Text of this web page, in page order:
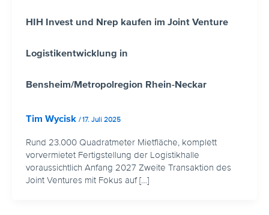
HIH Invest und Nrep kaufen im Joint Venture
Logistikentwicklung in
Bensheim/Metropolregion Rhein-Neckar
Tim Wycisk /17. Juli 2025
Rund 23.000 Quadratmeter Mietfläche, komplett
vorvermietet Fertigstellung der Logistikhalle
voraussichtlich Anfang 2027 Zweite Transaktion des
Joint Ventures mit Fokus auf […]